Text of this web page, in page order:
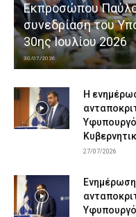
Εκπροσώπου
συνεδρίαση του
30ης Ιουλίου 2026
30/07/2026
Η
27/07/2026